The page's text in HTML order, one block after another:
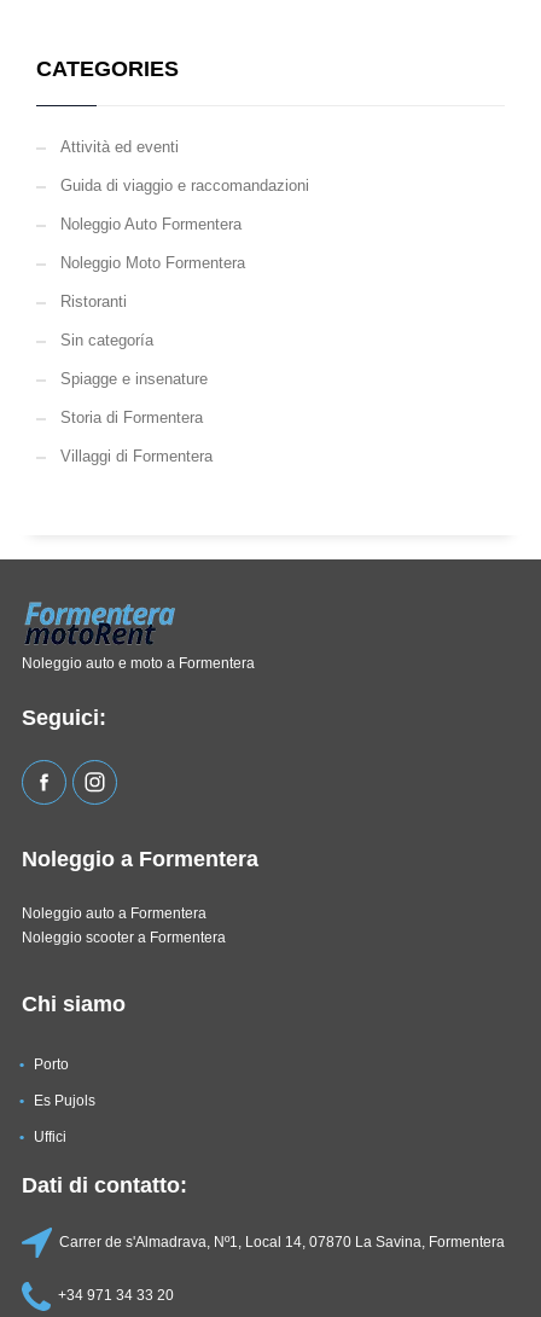
CATEGORIES
Attività ed eventi
Guida di viaggio e raccomandazioni
Noleggio Auto Formentera
Noleggio Moto Formentera
Ristoranti
Sin categoría
Spiagge e insenature
Storia di Formentera
Villaggi di Formentera
Noleggio auto e moto a Formentera
Seguici:
Noleggio a Formentera
Noleggio auto a Formentera
Noleggio scooter a Formentera
Chi siamo
Porto
Es Pujols
Uffici
Dati di contatto:
Carrer de s'Almadrava, Nº1, Local 14, 07870 La Savina, Formentera
+34 971 34 33 20